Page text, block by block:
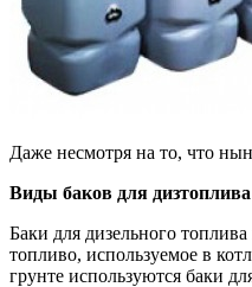
Даже несмотря на то, что
Виды баков для дизтоплива
Баки для дизельного
топливо, используемое в
грунте используются баки